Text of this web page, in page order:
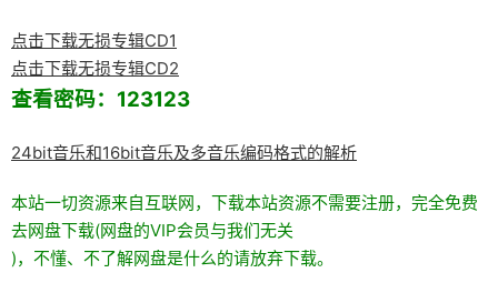
点击下载无损专辑CD1
点击下载无损专辑CD2
查看密码：123123
24bit音乐和16bit音乐及多音乐编码格式的解析
本站一切资源来自互联网，下载本站资源不需要注册，完全免费
去网盘下载(网盘的VIP会员与我们无关
)，不懂、不了解网盘是什么的请放弃下载。